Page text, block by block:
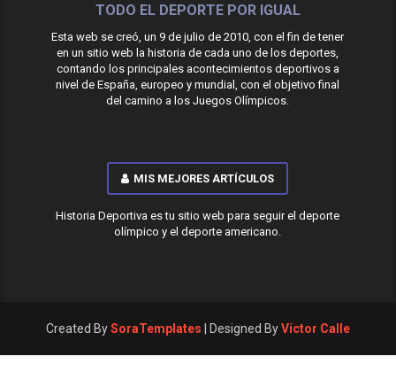
TODO EL DEPORTE POR IGUAL
Esta web se creó, un 9 de julio de 2010, con el fin de tener
en un sitio web la historia de cada uno de los deportes,
contando los principales acontecimientos deportivos a
nivel de España, europeo y mundial, con el objetivo final
del camino a los Juegos Olímpicos.
MIS MEJORES ARTÍCULOS
Historia Deportiva es tu sitio web para seguir el deporte
olímpico y el deporte americano.
Created BySoraTemplates | Designed ByVíctor Calle